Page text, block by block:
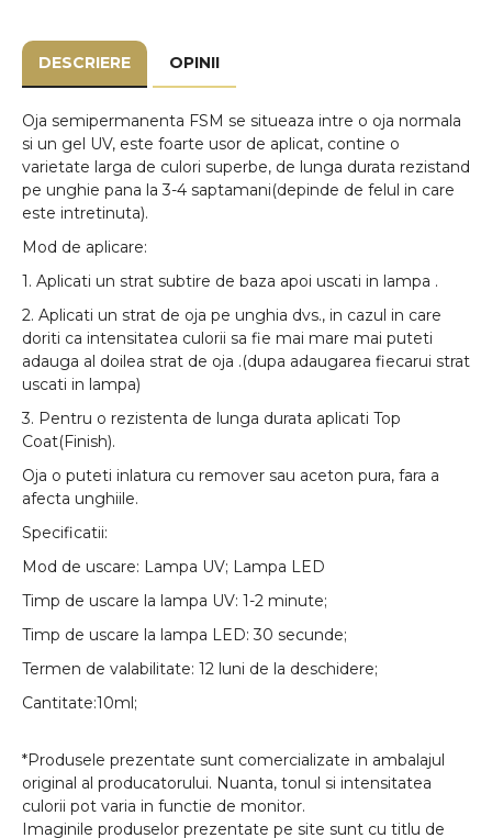
DESCRIERE OPINII
Oja semipermanenta FSM se situeaza intre o oja normala
si un gel UV, este foarte usor de aplicat, contine o
varietate larga de culori superbe, de lunga durata rezistand
pe unghie pana la 3-4 saptamani(depinde de felul in care
este intretinuta).
Mod de aplicare:
1. Aplicati un strat subtire de baza apoi uscati in lampa .
2. Aplicati un strat de oja pe unghia dvs., in cazul in care
doriti ca intensitatea culorii sa fie mai mare mai puteti
adauga al doilea strat de oja .(dupa adaugarea fiecarui strat
uscati in lampa)
3. Pentru o rezistenta de lunga durata aplicati Top
Coat(Finish).
Oja o puteti inlatura cu remover sau aceton pura, fara a
afecta unghiile.
Specificatii:
Mod de uscare: Lampa UV; Lampa LED
Timp de uscare la lampa UV: 1-2 minute;
Timp de uscare la lampa LED: 30 secunde;
Termen de valabilitate: 12 luni de la deschidere;
Cantitate:10ml;
*Produsele prezentate sunt comercializate in ambalajul
original al producatorului. Nuanta, tonul si intensitatea
culorii pot varia in functie de monitor.
Imaginile produselor prezentate pe site sunt cu titlu de